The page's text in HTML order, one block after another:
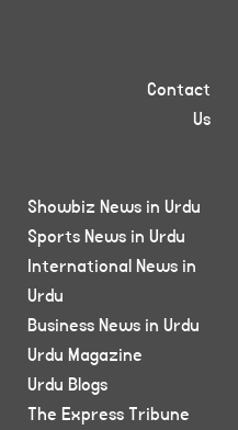
Contact
Us
Showbiz News in Urdu
Sports News in Urdu
International News in
Urdu
Business News in Urdu
Urdu Magazine
Urdu Blogs
The Express Tribune